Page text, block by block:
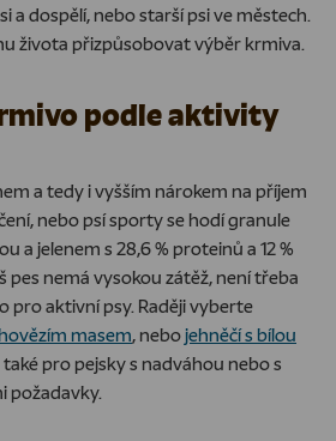
a dospělí, nebo starší psi ve městech.
života přizpůsobovat výběr krmiva.
podle aktivity
a tedy i vyšším nárokem na příjem
nebo psí sporty se hodí granule
a jelenem s 28,6 % proteinů a 12 %
pes nemá vysokou zátěž, není třeba
pro aktivní psy. Raději vyberte
masem, nebojehněčí s bílou
pro pejsky s nadváhou nebo s
požadavky.